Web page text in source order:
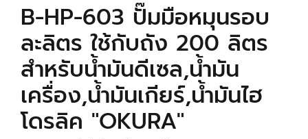
B-HP-603 ปั๊มมือหมุนรอบ
ละลิตร ใช้กับถัง 200 ลิตร
สำหรับน้ำมันดีเซล,น้ำมัน
เครื่อง,น้ำมันเกียร์,น้ำมันไฮ
โดรลิค "OKURA"